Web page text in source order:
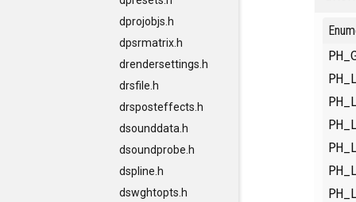
dprojobjs.h
dpsrmatrix.h
drendersettings.h
drsfile.h
drsposteffects.h
dsounddata.h
dsoundprobe.h
dspline.h
dswghtopts.h